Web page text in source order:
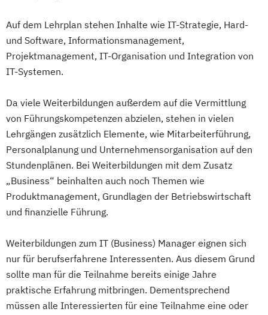
Auf dem Lehrplan stehen Inhalte wie IT-Strategie, Hard-
und Software, Informationsmanagement,
Projektmanagement, IT-Organisation und Integration von
IT-Systemen.
Da viele Weiterbildungen außerdem auf die Vermittlung
von Führungskompetenzen abzielen, stehen in vielen
Lehrgängen zusätzlich Elemente, wie Mitarbeiterführung,
Personalplanung und Unternehmensorganisation auf den
Stundenplänen. Bei Weiterbildungen mit dem Zusatz
„Business“ beinhalten auch noch Themen wie
Produktmanagement, Grundlagen der Betriebswirtschaft
und finanzielle Führung.
Weiterbildungen zum IT (Business) Manager eignen sich
nur für berufserfahrene Interessenten. Aus diesem Grund
sollte man für die Teilnahme bereits einige Jahre
praktische Erfahrung mitbringen. Dementsprechend
müssen alle Interessierten für eine Teilnahme eine oder